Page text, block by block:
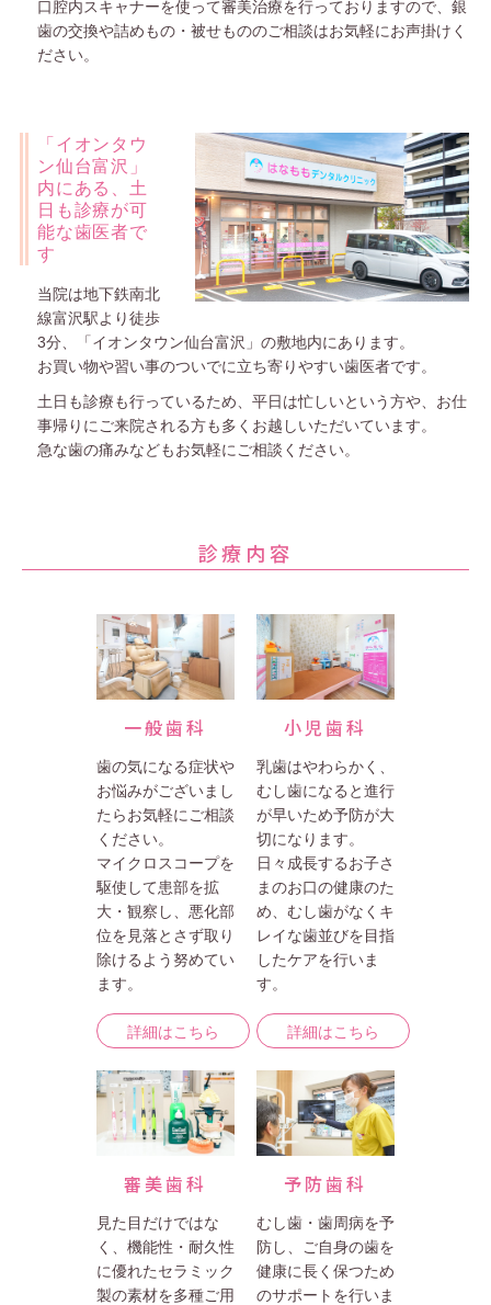
口腔内スキャナーを使って審美治療を行っておりますので、銀
歯の交換や詰めもの・被せもののご相談はお気軽にお声掛けく
ださい。
「イオンタウ
ン仙台富沢」
内にある、土
日も診療が可
能な歯医者で
す
当院は地下鉄南北
線富沢駅より徒歩
3分、「イオンタウン仙台富沢」の敷地内にあります。
お買い物や習い事のついでに立ち寄りやすい歯医者です。
土日も診療も行っているため、平日は忙しいという方や、お仕
事帰りにご来院される方も多くお越しいただいています。
急な歯の痛みなどもお気軽にご相談ください。
診療内容
一般歯科
歯の気になる症状や
お悩みがございまし
たらお気軽にご相談
ください。
マイクロスコープを
駆使して患部を拡
大・観察し、悪化部
位を見落とさず取り
除けるよう努めてい
ます。
詳細はこちら
小児歯科
乳歯はやわらかく、
むし歯になると進行
が早いため予防が大
切になります。
日々成長するお子さ
まのお口の健康のた
め、むし歯がなくキ
レイな歯並びを目指
したケアを行いま
す。
詳細はこちら
審美歯科
見た目だけではな
く、機能性・耐久性
に優れたセラミック
製の素材を多種ご用
予防歯科
むし歯・歯周病を予
防し、ご自身の歯を
健康に長く保つため
のサポートを行いま